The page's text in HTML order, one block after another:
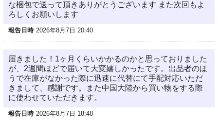
な梱包で送って頂きありがとうございます また次回もよ
ろしくお願いします
報告日時 2026年8月7日 20:40
届きました！1ヶ月くらいかかるのかと思っておりました
が、2週間ほどで届いて大変嬉しかったです。出品者のほ
うで在庫がなかった際に迅速に代替にて手配対応いただ
きまして、感謝です。また中国大陸から買い物をする際
に使わせていただきます。
報告日時 2026年8月7日 18:48